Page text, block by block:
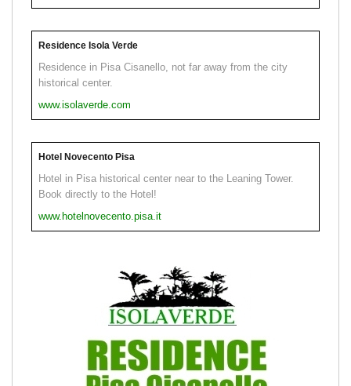
Residence Isola Verde
Residence in Pisa Cisanello, not far away from the city
historical center.
www.isolaverde.com
Hotel Novecento Pisa
Hotel in Pisa historical center near to the Leaning Tower.
Book directly to the Hotel!
www.hotelnovecento.pisa.it